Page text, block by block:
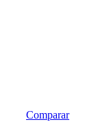
Comparar